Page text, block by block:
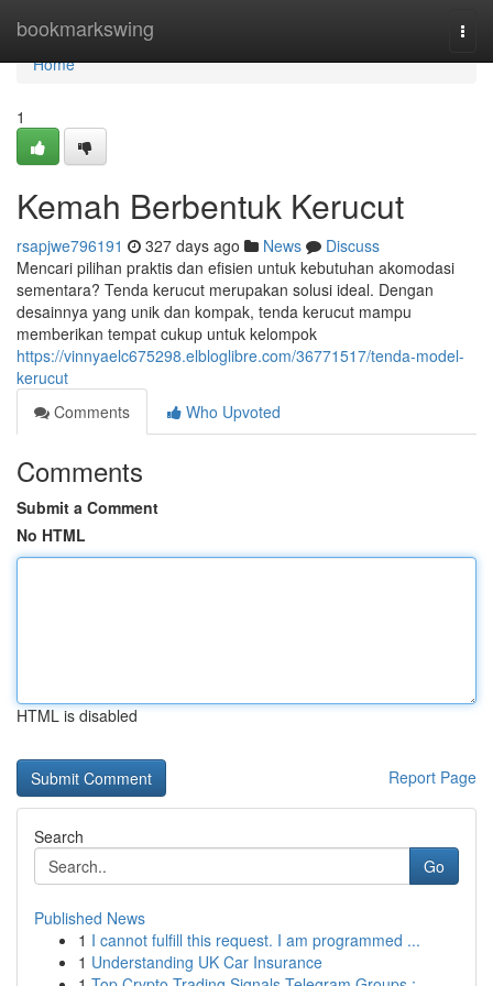
bookmarkswing
Home
Home
1
Kemah Berbentuk Kerucut
rsapjwe796191 327 days ago News
Discuss
Mencari pilihan praktis dan efisien untuk kebutuhan akomodasi
sementara? Tenda kerucut merupakan solusi ideal. Dengan
desainnya yang unik dan kompak, tenda kerucut mampu
memberikan tempat cukup untuk kelompok
https://vinnyaelc675298.elbloglibre.com/36771517/tenda-model-
kerucut
Comments
Who Upvoted
Comments
Submit a Comment
No HTML
HTML is disabled
Report Page
Search
Go
Published News
1 I cannot fulfill this request. I am programmed ...
1 Understanding UK Car Insurance